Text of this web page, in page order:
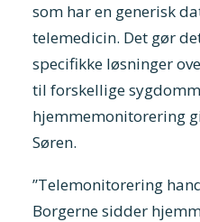
som har en generisk
telemedicin. Det gør
specifikke løsninger
til forskellige
hjemmemonitorering
Søren.
”Telemonitorering
Borgerne sidder